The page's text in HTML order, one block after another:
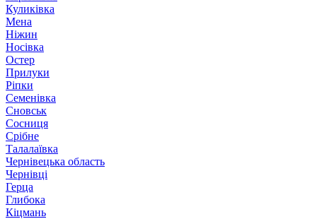
Куликівка
Мена
Ніжин
Носівка
Остер
Прилуки
Ріпки
Семенівка
Сновськ
Сосниця
Срібне
Талалаївка
Чернівецька область
Чернівці
Герца
Глибока
Кіцмань